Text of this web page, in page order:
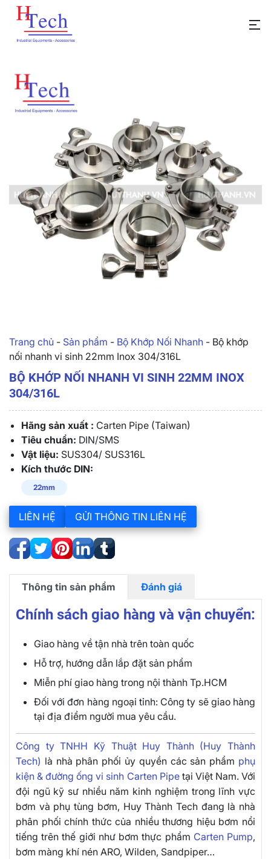
Trang chủ - Sản phẩm - Bộ Khớp Nối Nhanh - Bộ khớp
nối nhanh vi sinh 22mm Inox 304/316L
BỘ KHỚP NỐI NHANH VI SINH 22MM INOX
304/316L
Hãng sản xuất : Carten Pipe (Taiwan)
Tiêu chuẩn: DIN/SMS
Vật liệu: SUS304/ SUS316L
Kích thước DIN:
22mm
LIÊN HỆ GỬI THÔNG TIN LIÊN HỆ
Thông tin sản phẩm Đánh giá
Chính sách giao hàng và vận chuyển:
Giao hàng về tận nhà trên toàn quốc
Hỗ trợ, hướng dẫn lắp đặt sản phẩm
Miễn phí giao hàng trong nội thành Tp.HCM
Đối với đơn hàng ngoại tỉnh: Công ty sẽ giao hàng
tại địa điểm người mua yêu cầu.
Công ty TNHH Kỹ Thuật Huy Thành (Huy Thành
Tech) là nhà phân phối ủy quyền các sản phẩm phụ
kiện & đường ống vi sinh Carten Pipetại Việt Nam. Với
đội ngũ kỹ sư nhiều năm kinh nghiệm trong lĩnh vực
bơm và phụ tùng bơm, Huy Thành Tech đang là nhà
phân phối chính thức của nhiều thương hiệu bơm nổi
tiếng trên thế giới như bơm thực phẩm Carten Pump,
bơm màng khí nén ARO, Wilden, Sandpiper…